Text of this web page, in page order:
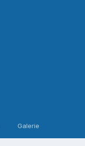
Galerie